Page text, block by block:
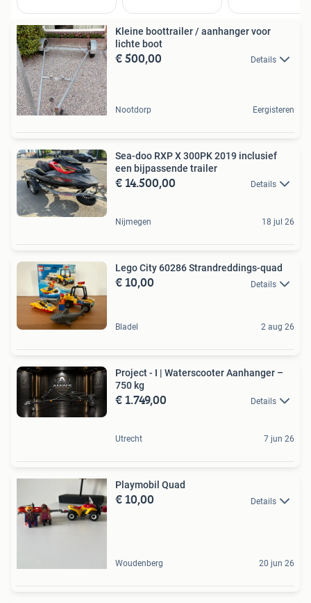
Kleine boottrailer / aanhanger voor
lichte boot
€ 500,00 Details
Nootdorp Eergisteren
Sea-doo RXP X 300PK 2019 inclusief
een bijpassende trailer
€ 14.500,00 Details
Nijmegen 18 jul 26
Lego City 60286 Strandreddings-quad
€ 10,00 Details
Bladel 2 aug 26
Project - I | Waterscooter Aanhanger –
750 kg
€ 1.749,00 Details
Utrecht 7 jun 26
Playmobil Quad
€ 10,00 Details
Woudenberg 20 jun 26